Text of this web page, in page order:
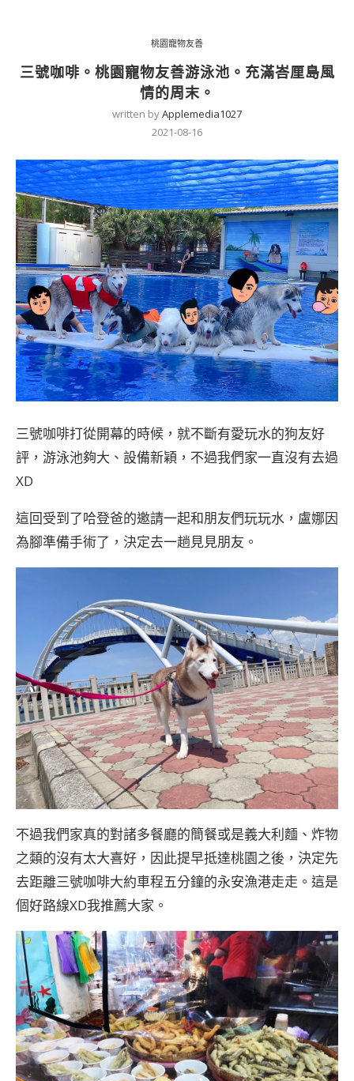
桃園寵物友善
三號咖啡。桃園寵物友善游泳池。充滿峇厘島風
情的周末。
written byApplemedia1027
2021-08-16
三號咖啡打從開幕的時候，就不斷有愛玩水的狗友好
評，游泳池夠大、設備新穎，不過我們家一直沒有去過
XD
這回受到了哈登爸的邀請一起和朋友們玩玩水，盧娜因
為腳準備手術了，決定去一趟見見朋友。
不過我們家真的對諸多餐廳的簡餐或是義大利麵、炸物
之類的沒有太大喜好，因此提早抵達桃園之後，決定先
去距離三號咖啡大約車程五分鐘的永安漁港走走。這是
個好路線XD我推薦大家。